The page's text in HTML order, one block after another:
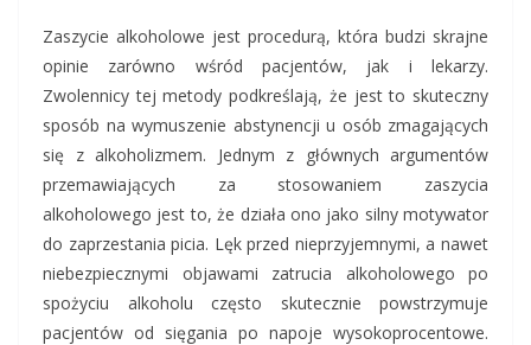
Zaszycie alkoholowe jest procedurą, która budzi skrajne
opinie zarówno wśród pacjentów, jak i lekarzy.
Zwolennicy tej metody podkreślają, że jest to skuteczny
sposób na wymuszenie abstynencji u osób zmagających
się z alkoholizmem. Jednym z głównych argumentów
przemawiających za stosowaniem zaszycia
alkoholowego jest to, że działa ono jako silny motywator
do zaprzestania picia. Lęk przed nieprzyjemnymi, a nawet
niebezpiecznymi objawami zatrucia alkoholowego po
spożyciu alkoholu często skutecznie powstrzymuje
pacjentów od sięgania po napoje wysokoprocentowe.